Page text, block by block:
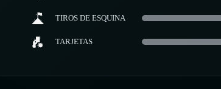
TIROS DE ESQUINA
TARJETAS